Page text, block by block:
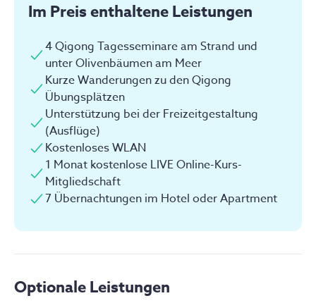
An zwei Abenden haben wir eine geführte Meditation,
den "KLEINEN ENERGIEKREISLAUF".
Gemeinsames Abendessen am langen Tisch direkt am
Studio
Buchbar für 1 oder 2 Personen
Alle angebotenen Studios sind im Erdgeschoss und
verfügen über eine Dusche/WC. Außerdem eine
zubereiten kann. Das Frühstück wird mit der Gruppe
im Hotel eingenommen (ca 3 Gehminuten). Die Anlage
verfügt über einen Pool, der zum Entspannen einlädt.
Im Preis enthaltene Leistungen
4 Qigong Tagesseminare am Strand und
unter Olivenbäumen am Meer
Kurze Wanderungen zu den Qigong
Übungsplätzen
Unterstützung bei der Freizeitgestaltung
(Ausflüge)
Kostenloses WLAN
1 Monat kostenlose LIVE Online-Kurs-
Mitgliedschaft
7 Übernachtungen im Hotel oder Apartment
Optionale Leistungen